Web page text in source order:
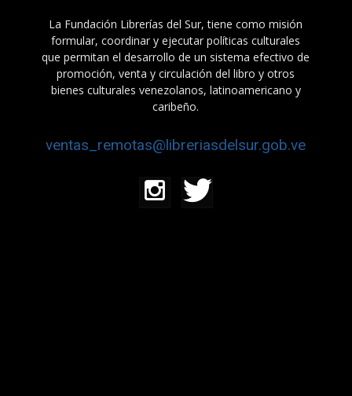
La Fundación Librerías del Sur, tiene como misión
formular, coordinar y ejecutar políticas culturales
que permitan el desarrollo de un sistema efectivo de
promoción, venta y circulación del libro y otros
bienes culturales venezolanos, latinoamericano y
caribeño.
ventas_remotas@libreriasdelsur.gob.ve